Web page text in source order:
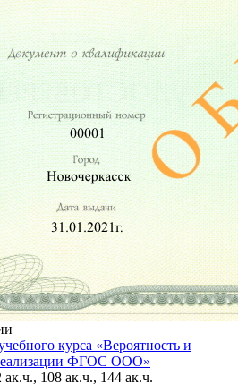
курса «Вероятность и
реализации ФГОС ООО»
108 ак.ч., 144 ак.ч.